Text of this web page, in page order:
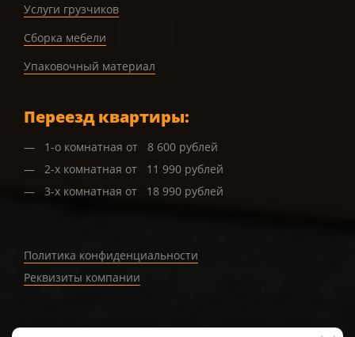
Услуги грузчиков
Сборка мебели
Упаковочный материал
Переезд квартиры:
1-о комнатная от 8 600 рублей
2-х комнатная от 11 990 рублей
3-х комнатная от 18 990 рублей
Политика конфиденциальности
Реквизиты компании